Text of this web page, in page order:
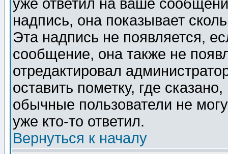
уже ответил на ваше
надпись, она показывает
Эта надпись не появляется,
сообщение, она также не
отредактировал
оставить пометку, где
обычные пользователи не
уже кто-то ответил.
Вернуться к началу